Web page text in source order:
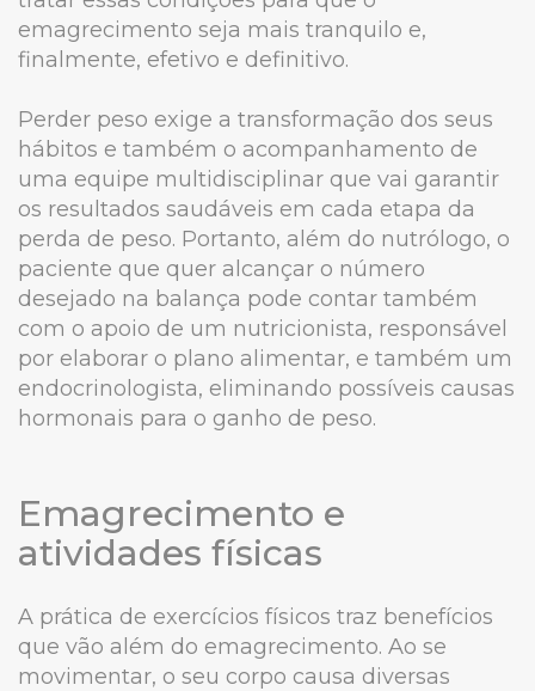
emagrecimento seja mais tranquilo e,
finalmente, efetivo e definitivo.
Perder peso exige a transformação dos seus
hábitos e também o acompanhamento de
uma equipe multidisciplinar que vai garantir
os resultados saudáveis em cada etapa da
perda de peso. Portanto, além do nutrólogo, o
paciente que quer alcançar o número
desejado na balança pode contar também
com o apoio de um nutricionista, responsável
por elaborar o plano alimentar, e também um
endocrinologista, eliminando possíveis causas
hormonais para o ganho de peso.
Emagrecimento e
atividades físicas
A prática de exercícios físicos traz benefícios
que vão além do emagrecimento. Ao se
movimentar, o seu corpo causa diversas